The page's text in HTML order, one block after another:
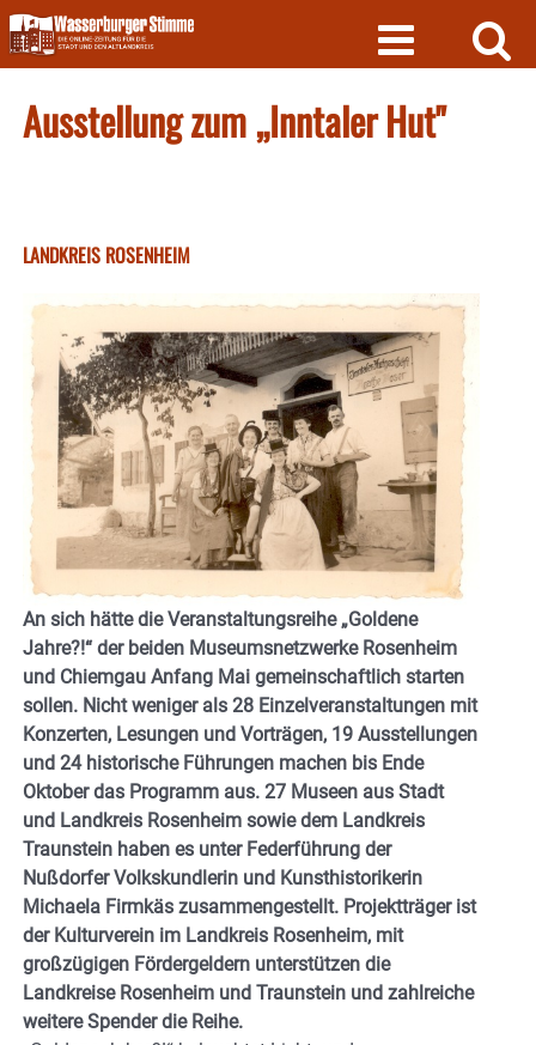
Skip
to
content
Ausstellung zum „Inntaler Hut"
LANDKREIS ROSENHEIM
An sich hätte die Veranstaltungsreihe „Goldene
Jahre?!“ der beiden Museumsnetzwerke Rosenheim
und Chiemgau Anfang Mai gemeinschaftlich starten
sollen. Nicht weniger als 28 Einzelveranstaltungen mit
Konzerten, Lesungen und Vorträgen, 19 Ausstellungen
und 24 historische Führungen machen bis Ende
Oktober das Programm aus. 27 Museen aus Stadt
und Landkreis Rosenheim sowie dem Landkreis
Traunstein haben es unter Federführung der
Nußdorfer Volkskundlerin und Kunsthistorikerin
Michaela Firmkäs zusammengestellt. Projektträger ist
der Kulturverein im Landkreis Rosenheim, mit
großzügigen Fördergeldern unterstützen die
Landkreise Rosenheim und Traunstein und zahlreiche
weitere Spender die Reihe.